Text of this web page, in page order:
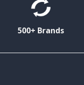
500+ Brands